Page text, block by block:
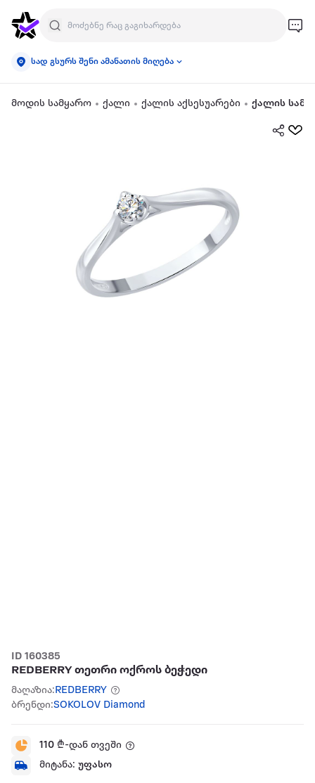
სად გსურს შენი ამანათის მიღება
მოდის სამყარო ქალი ქალის აქსესუარები ქალის
ID 160385
REDBERRY თეთრი ოქროს ბეჭედი
მაღაზია: REDBERRY
ბრენდი:SOKOLOV Diamond
110 ₾-დან თვეში
მიტანა: უფასო